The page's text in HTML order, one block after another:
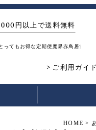
円以上で送料無料
ってもお得な定期便 魔界赤鳥居飲み比
ご利用ガイド
HOME